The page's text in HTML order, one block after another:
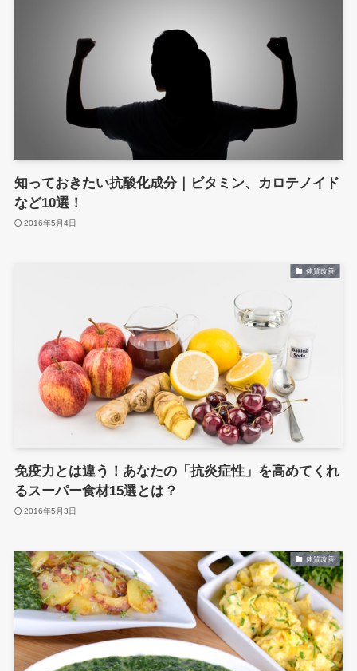
知っておきたい抗酸化成分｜ビタミン、カロテノイド
など10選！
2016年5月4日
体質改善
免疫力とは違う！あなたの「抗炎症性」を高めてくれ
るスーパー食材15選とは？
2016年5月3日
体質改善